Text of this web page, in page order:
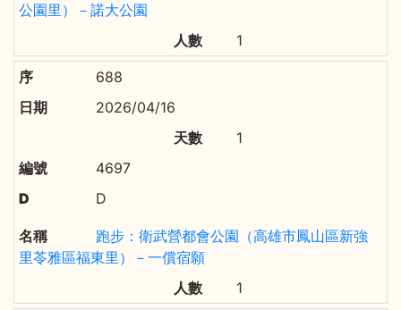
公園里）－諾大公園
1
688
2026/04/16
1
4697
D
跑步：衛武營都會公園（高雄市鳳山區新強
里苓雅區福東里）－一償宿願
1